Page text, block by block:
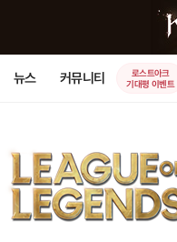
뉴스 커뮤니티
로스트아크
기대평 이벤트